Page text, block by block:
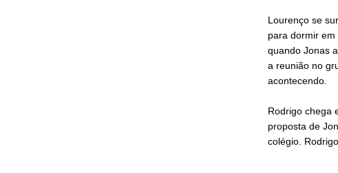
Lourenço se
para dormir
quando Jonas
a reunião no
acontecendo.
Rodrigo chega
proposta de
colégio.